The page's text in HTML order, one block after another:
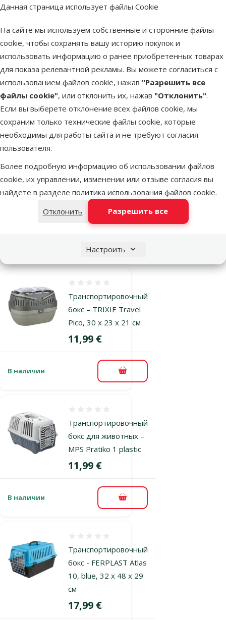
Данная страница использует файлы Cookie
На сайте мы используем собственные и сторонние файлы
cookie, чтобы сохранять вашу историю покупок и
использовать информацию о ранее приобретенных товарах
для показа релевантной рекламы. Вы можете согласиться с
использованием файлов cookie, нажав "Разрешить все
файлы cookie", или отклонить их, нажав "Отклонить".
Если вы выберете отклонение всех файлов cookie, мы
сохраним только технические файлы cookie, которые
необходимы для работы сайта и не требуют согласия
пользователя.
Более подробную информацию об использовании файлов
cookie, их управлении, изменении или отзыве согласия вы
найдете в разделе политика использования файлов cookie.
Отклонить
Разрешить все
Настроить
TRIXIE Relax 1, XS: 48
Цена
19,99 €
В наличии
Бесплатная доставка
Сумка для
транспортировки
Maxima carrier,
33 x 32 x 54 cм,
beige/brown
Оценка 0%
Цена
89,99 €
В корзину
Транспортировочный
бокс – TRIXIE Travel
Pico, 30 x 23 x 21 см
Цена
11,99 €
В наличии В корзину
Транспортировочный
бокс для животных –
MPS Pratiko 1 plastic
Цена
11,99 €
В наличии В корзину
Транспортировочный
бокс - FERPLAST Atlas
10, blue, 32 x 48 x 29
см
Цена
17,99 €